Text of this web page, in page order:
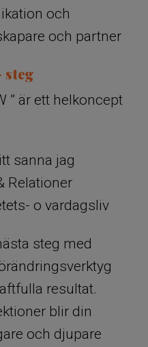
och
och partner
steg
” är ett helkoncept
sanna jag
Relationer
o vardagsliv
steg med
resultat.
blir din
och djupare